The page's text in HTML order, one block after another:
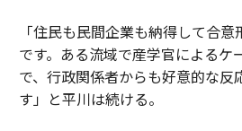
「住民も民間企業も納得して合
です。ある流域で産学官によるケ
で、行政関係者からも好意的な反
す」と平川は続ける。